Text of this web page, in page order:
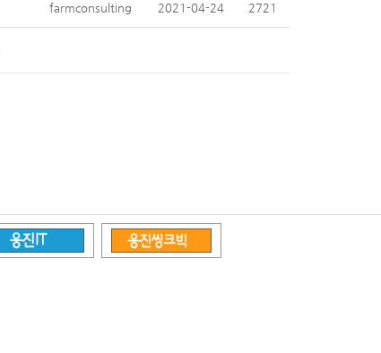
farmconsulting 2021-04-24 2721